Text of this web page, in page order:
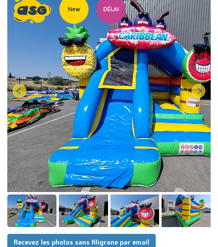
Recevez les photos sans filigrane par email
New DÉLAI